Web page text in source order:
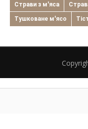
Страви з м'яса
Тушковане м'ясо